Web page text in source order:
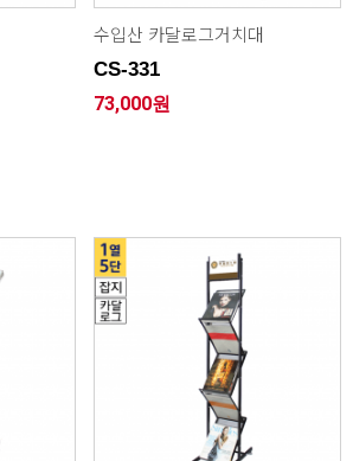
수입산 카달로그거치대
CS-331
73,000원